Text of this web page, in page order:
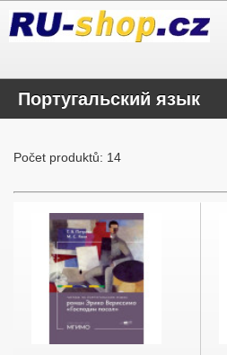
Португальский язык
Počet produktů: 14